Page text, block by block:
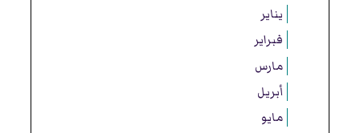
يناير
فبراير
مارس
أبريل
مايو